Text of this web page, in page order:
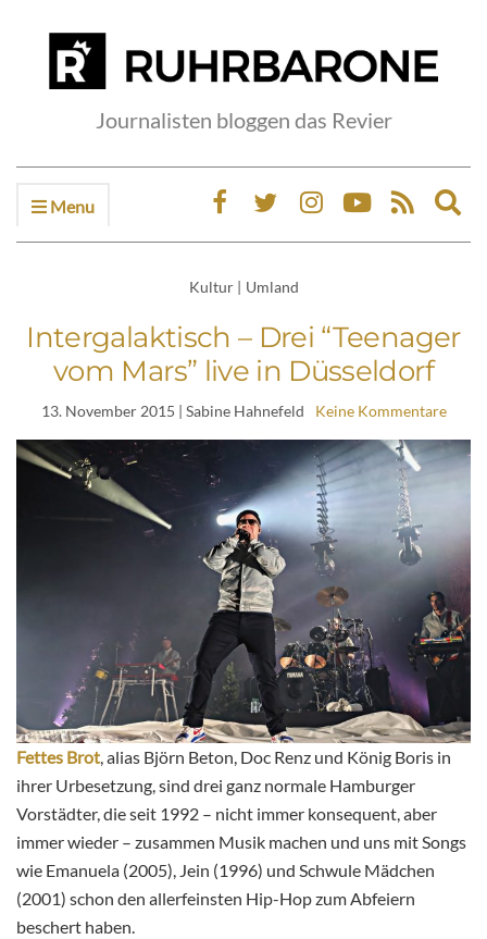
Journalisten bloggen das Revier
Menu
Kultur | Umland
Intergalaktisch – Drei “Teenager
vom Mars” live in Düsseldorf
13. November 2015 | Sabine Hahnefeld Keine Kommentare
Fettes Brot, alias Björn Beton, Doc Renz und König Boris in
ihrer Urbesetzung, sind drei ganz normale Hamburger
Vorstädter, die seit 1992 – nicht immer konsequent, aber
immer wieder – zusammen Musik machen und uns mit Songs
wie Emanuela (2005), Jein (1996) und Schwule Mädchen
(2001) schon den allerfeinsten Hip-Hop zum Abfeiern
beschert haben.